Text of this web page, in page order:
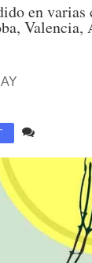
en varias
Valencia,